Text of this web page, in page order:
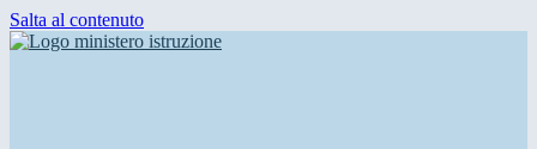
Salta al contenuto